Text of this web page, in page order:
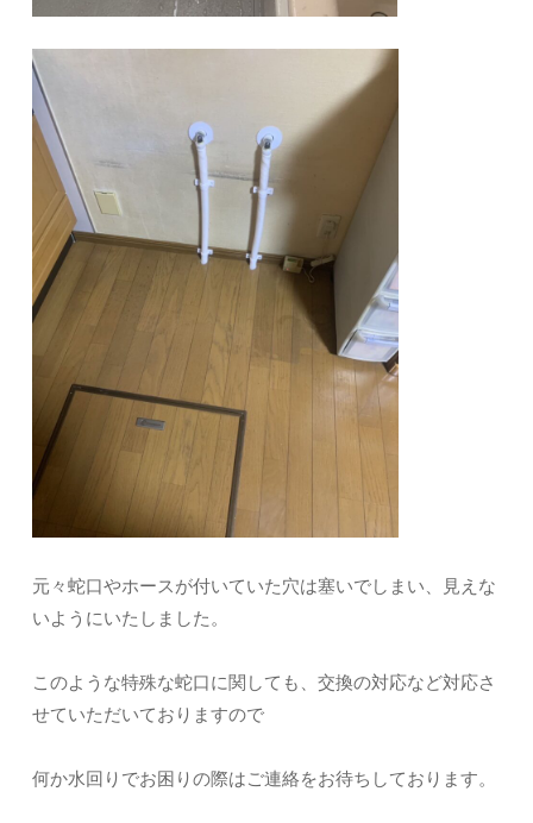
元々蛇口やホースが付いていた穴は塞いでしまい、見えな
いようにいたしました。
このような特殊な蛇口に関しても、交換の対応など対応さ
せていただいておりますので
何か水回りでお困りの際はご連絡をお待ちしております。